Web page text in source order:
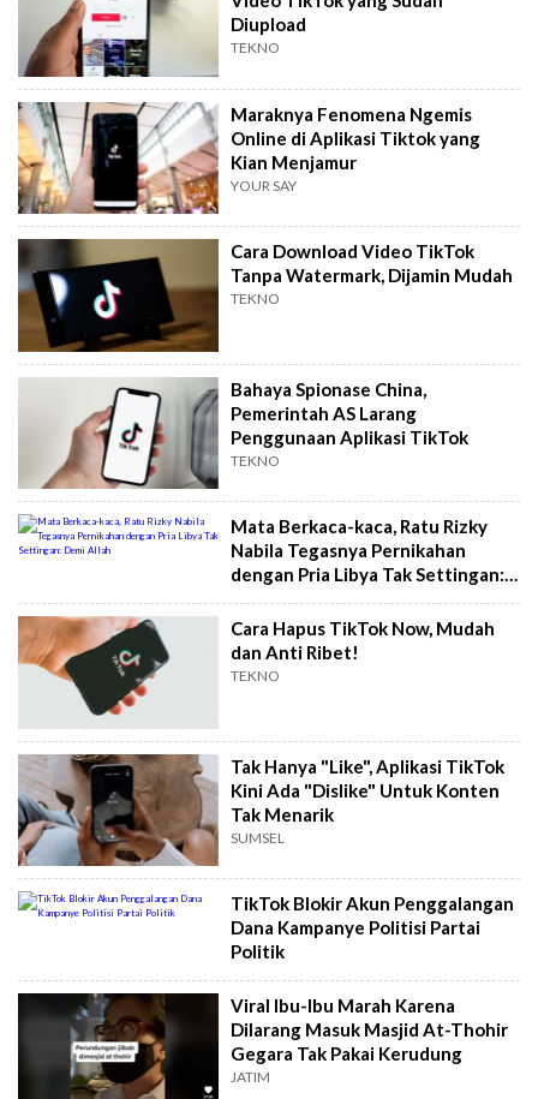
Diupload
TEKNO
Maraknya Fenomena Ngemis
Online di Aplikasi Tiktok yang
Kian Menjamur
YOUR SAY
Cara Download Video TikTok
Tanpa Watermark, Dijamin Mudah
TEKNO
Bahaya Spionase China,
Pemerintah AS Larang
Penggunaan Aplikasi TikTok
TEKNO
Mata Berkaca-kaca, Ratu Rizky
Nabila Tegasnya Pernikahan
dengan Pria Libya Tak Settingan:
Demi Allah
Cara Hapus TikTok Now, Mudah
dan Anti Ribet!
TEKNO
Tak Hanya "Like", Aplikasi TikTok
Kini Ada "Dislike" Untuk Konten
Tak Menarik
SUMSEL
TikTok Blokir Akun Penggalangan
Dana Kampanye Politisi Partai
Politik
Viral Ibu-Ibu Marah Karena
Dilarang Masuk Masjid At-Thohir
Gegara Tak Pakai Kerudung
JATIM